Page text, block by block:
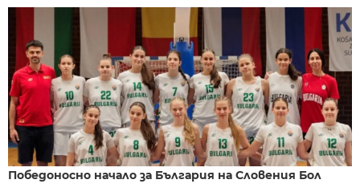
Победоносно начало за България на Словения Бол